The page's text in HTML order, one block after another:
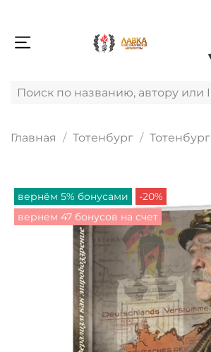
Главная Тотенбург Тотенбург
вернём 5% бонусами
-20%
вернем 47 бонусов на счет